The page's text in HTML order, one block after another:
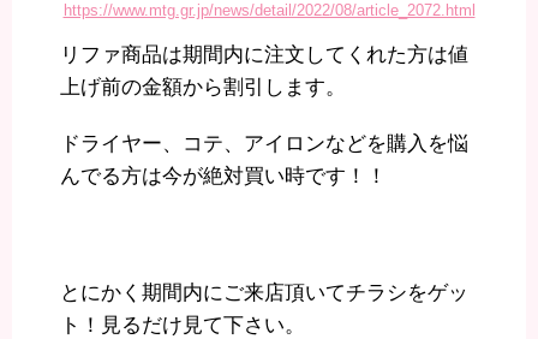
https://www.mtg.gr.jp/news/detail/2022/08/article_2072.html
リファ商品は期間内に注文してくれた方は値
上げ前の金額から割引します。
ドライヤー、コテ、アイロンなどを購入を悩
んでる方は今が絶対買い時です！！
とにかく期間内にご来店頂いてチラシをゲッ
ト！見るだけ見て下さい。